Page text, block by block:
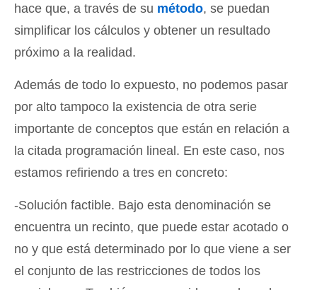
hace que, a través de su método, se puedan
simplificar los cálculos y obtener un resultado
próximo a la realidad.
Además de todo lo expuesto, no podemos pasar
por alto tampoco la existencia de otra serie
importante de conceptos que están en relación a
la citada programación lineal. En este caso, nos
estamos refiriendo a tres en concreto:
-Solución factible. Bajo esta denominación se
encuentra un recinto, que puede estar acotado o
no y que está determinado por lo que viene a ser
el conjunto de las restricciones de todos los